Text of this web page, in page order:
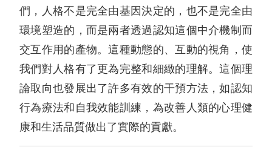
們，人格不是完全由基因決定的，也不是完全由
環境塑造的，而是兩者透過認知這個中介機制而
交互作用的產物。這種動態的、互動的視角，使
我們對人格有了更為完整和細緻的理解。這個理
論取向也發展出了許多有效的干預方法，如認知
行為療法和自我效能訓練，為改善人類的心理健
康和生活品質做出了實際的貢獻。